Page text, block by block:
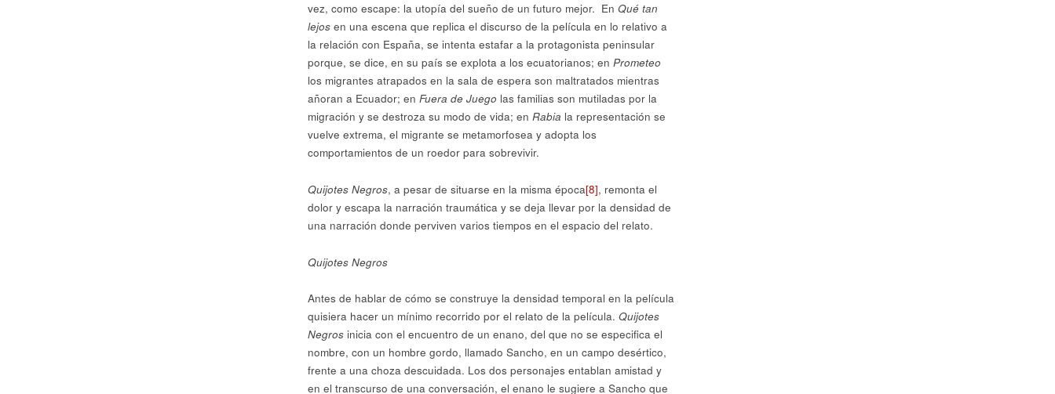
vez, como escape: la utopía del sueño de un futuro mejor. En Qué tan
lejos en una escena que replica el discurso de la película en lo relativo a
la relación con España, se intenta estafar a la protagonista peninsular
porque, se dice, en su país se explota a los ecuatorianos; en Prometeo
los migrantes atrapados en la sala de espera son maltratados mientras
añoran a Ecuador; en Fuera de Juego las familias son mutiladas por la
migración y se destroza su modo de vida; en Rabia la representación se
vuelve extrema, el migrante se metamorfosea y adopta los
comportamientos de un roedor para sobrevivir.
Quijotes Negros, a pesar de situarse en la misma época[8], remonta el
dolor y escapa la narración traumática y se deja llevar por la densidad de
una narración donde perviven varios tiempos en el espacio del relato.
Quijotes Negros
Antes de hablar de cómo se construye la densidad temporal en la película
quisiera hacer un mínimo recorrido por el relato de la película. Quijotes
Negros inicia con el encuentro de un enano, del que no se especifica el
nombre, con un hombre gordo, llamado Sancho, en un campo desértico,
frente a una choza descuidada. Los dos personajes entablan amistad y
en el transcurso de una conversación, el enano le sugiere a Sancho que